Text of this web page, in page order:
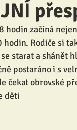
hodin začíná
hodin. Rodiče si
starat a shánět
postaráno i s
čekat obrovské
děti